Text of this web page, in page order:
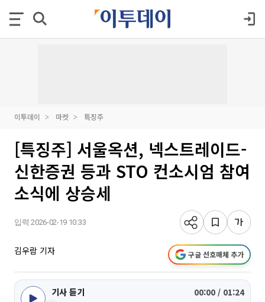
이투데이 마켓 특징주
[특징주] 서울옥션, 넥스트레이드-
신한증권 등과 STO 컨소시엄 참여
소식에 상승세
입력 2026-02-19 10:33
김우람 기자 구글 선호매체 추가
기사 듣기 00:00 / 01:24